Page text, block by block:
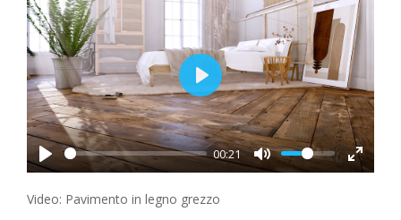
00:21
Play
Video: Pavimento in legno grezzo